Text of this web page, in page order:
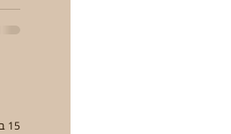
15 באוק׳ 2018